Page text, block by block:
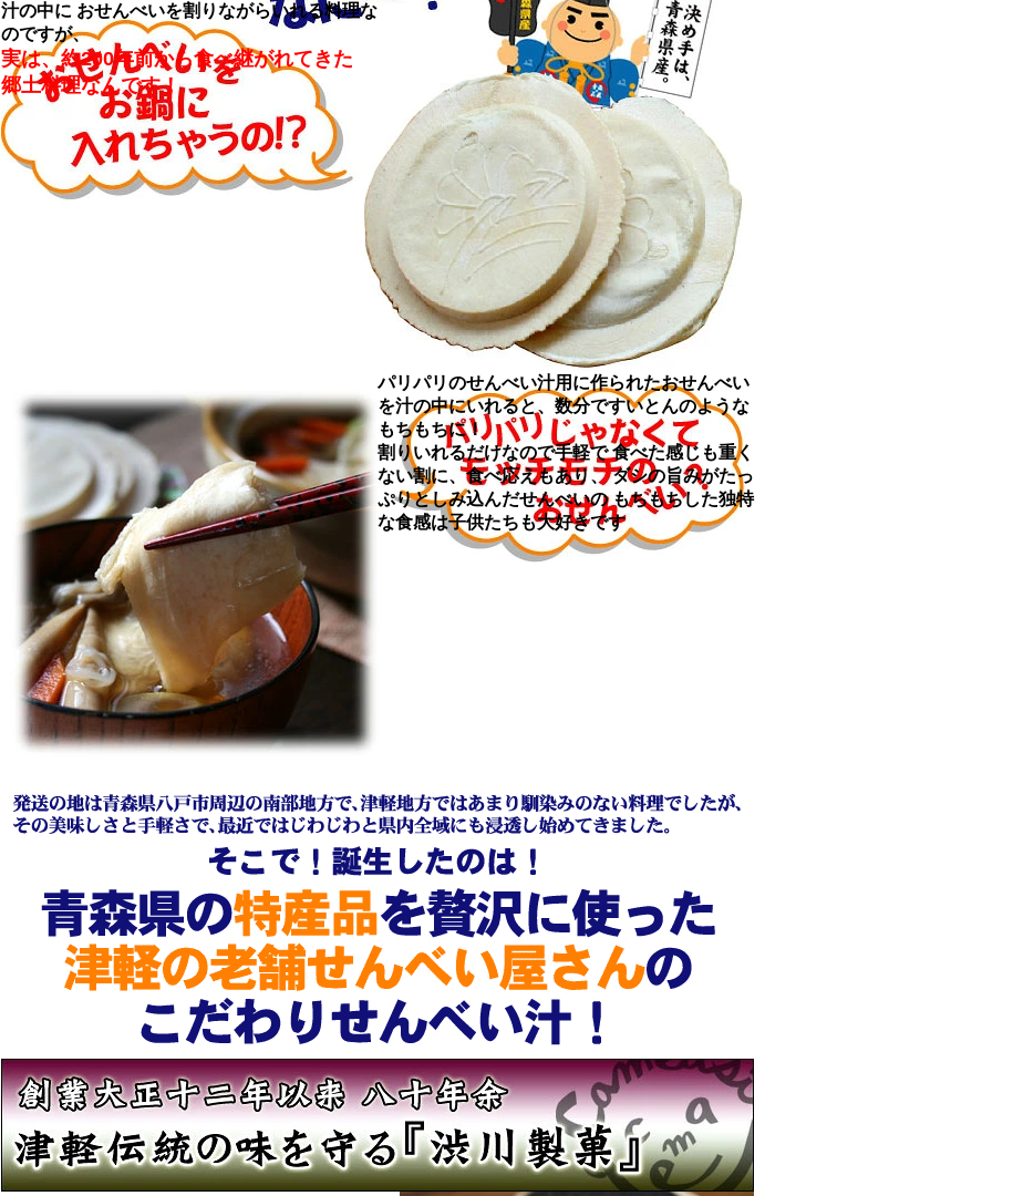
汁の中に おせんべいを割りながらいれる料理な
のですが、
実は、約200年前から食べ継がれてきた
郷土料理なんです！
パリパリのせんべい汁用に作られたおせんべい
を汁の中にいれると、数分ですいとんのような
もちもちに！
割りいれるだけなので手軽で 食べた感じも重く
ない割に、食べ応えもあり、 ダシの旨みがたっ
ぷりとしみ込んだせんべいの もちもちした独特
な食感は子供たちも大好きです